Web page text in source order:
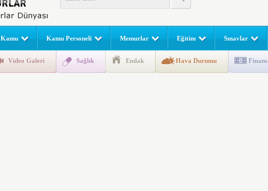
2026 Yılı Norm Güncellemeleri Başladı! Öğretmenler Nelere Dikkat Etmeli?
Polis Akademisi İç Güvenlik Fakültesine 350 Öğrenci Alınacak
da İlgilendiriyor
İşte Okullarda Öğrencilerin Kıyafet/Formalarının Belirlenmesine Dair Usul ve Esaslar
Kamu Kamu Personeli Memurlar Eğitim Sınavlar
Video Galeri Sağlık Emlak Hava Durumu Finans